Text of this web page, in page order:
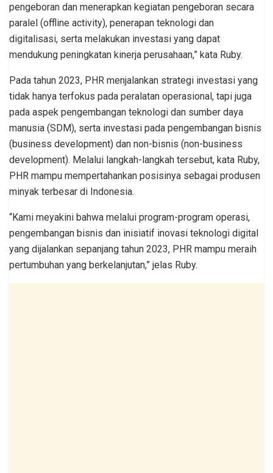
pengeboran dan menerapkan kegiatan pengeboran secara
paralel (offline activity), penerapan teknologi dan
digitalisasi, serta melakukan investasi yang dapat
mendukung peningkatan kinerja perusahaan,” kata Ruby.
Pada tahun 2023, PHR menjalankan strategi investasi yang
tidak hanya terfokus pada peralatan operasional, tapi juga
pada aspek pengembangan teknologi dan sumber daya
manusia (SDM), serta investasi pada pengembangan bisnis
(business development) dan non-bisnis (non-business
development). Melalui langkah-langkah tersebut, kata Ruby,
PHR mampu mempertahankan posisinya sebagai produsen
minyak terbesar di Indonesia.
“Kami meyakini bahwa melalui program-program operasi,
pengembangan bisnis dan inisiatif inovasi teknologi digital
yang dijalankan sepanjang tahun 2023, PHR mampu meraih
pertumbuhan yang berkelanjutan,” jelas Ruby.